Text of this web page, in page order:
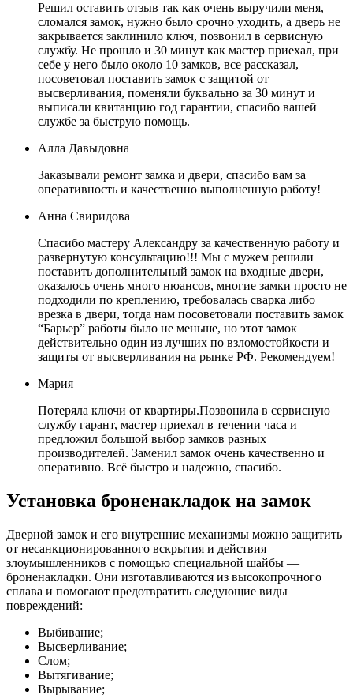
Решил оставить отзыв так как очень выручили меня,
сломался замок, нужно было срочно уходить, а дверь не
закрывается заклинило ключ, позвонил в сервисную
службу. Не прошло и 30 минут как мастер приехал, при
себе у него было около 10 замков, все рассказал,
посоветовал поставить замок с защитой от
высверливания, поменяли буквально за 30 минут и
выписали квитанцию год гарантии, спасибо вашей
службе за быструю помощь.
Алла Давыдовна
Заказывали ремонт замка и двери, спасибо вам за
оперативность и качественно выполненную работу!
Анна Свиридова
Спасибо мастеру Александру за качественную работу и
развернутую консультацию!!! Мы с мужем решили
поставить дополнительный замок на входные двери,
оказалось очень много нюансов, многие замки просто не
подходили по креплению, требовалась сварка либо
врезка в двери, тогда нам посоветовали поставить замок
“Барьер” работы было не меньше, но этот замок
действительно один из лучших по взломостойкости и
защиты от высверливания на рынке РФ. Рекомендуем!
Мария
Потеряла ключи от квартиры.Позвонила в сервисную
службу гарант, мастер приехал в течении часа и
предложил большой выбор замков разных
производителей. Заменил замок очень качественно и
оперативно. Всё быстро и надежно, спасибо.
Установка броненакладок на замок
Дверной замок и его внутренние механизмы можно защитить
от несанкционированного вскрытия и действия
злоумышленников с помощью специальной шайбы —
броненакладки. Они изготавливаются из высокопрочного
сплава и помогают предотвратить следующие виды
повреждений:
Выбивание;
Высверливание;
Слом;
Вытягивание;
Вырывание;